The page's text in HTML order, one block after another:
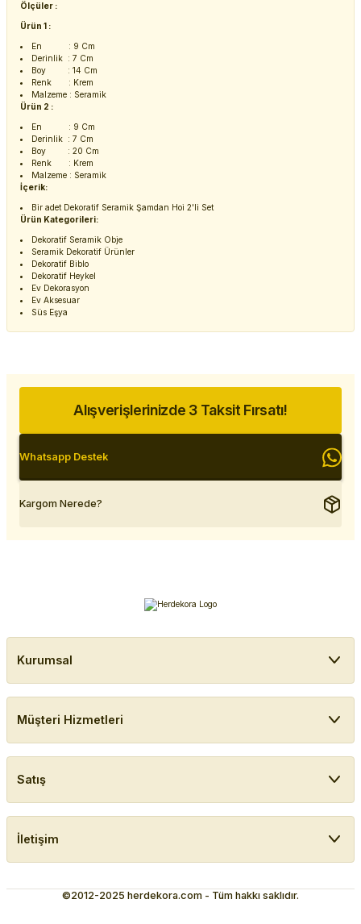
Ölçüler :
Ürün 1 :
En : 9 Cm
Derinlik : 7 Cm
Boy : 14 Cm
Renk : Krem
Malzeme : Seramik
Ürün 2 :
En : 9 Cm
Derinlik : 7 Cm
Boy : 20 Cm
Renk : Krem
Malzeme : Seramik
İçerik:
Bir adet Dekoratif Seramik Şamdan Hoi 2'li Set
Ürün Kategorileri:
Dekoratif Seramik Obje
Seramik Dekoratif Ürünler
Dekoratif Biblo
Dekoratif Heykel
Ev Dekorasyon
Ev Aksesuar
Süs Eşya
Alışverişlerinizde 3 Taksit Fırsatı!
Whatsapp Destek
Kargom Nerede?
Kurumsal
Müşteri Hizmetleri
Satış
İletişim
©2012-2025 herdekora.com - Tüm hakkı saklıdır.